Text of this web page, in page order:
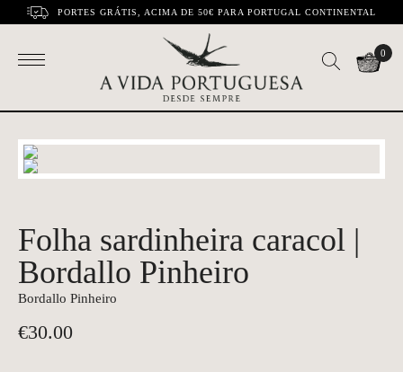
PORTES GRÁTIS, ACIMA DE 50€ PARA PORTUGAL CONTINENTAL
0
Folha sardinheira caracol |
Bordallo Pinheiro
Bordallo Pinheiro
€30.00